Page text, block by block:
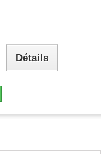
Détails